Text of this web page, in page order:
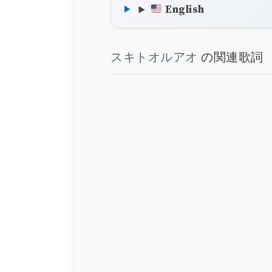
English
スキトオルアオ の関連歌詞